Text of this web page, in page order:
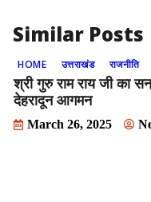
k
Similar Posts
HOME उत्तराखंड राजनीति
श्री गुरु राम राय जी का
देहरादून आगमन
March 26, 2025